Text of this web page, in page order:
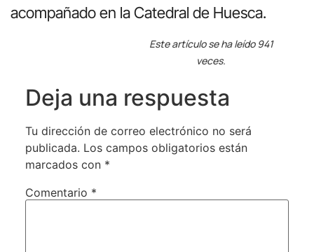
acompañado en la Catedral de Huesca.
Este artículo se ha leído 941
veces.
Deja una respuesta
Tu dirección de correo electrónico no será
publicada. Los campos obligatorios están
marcados con *
Comentario *